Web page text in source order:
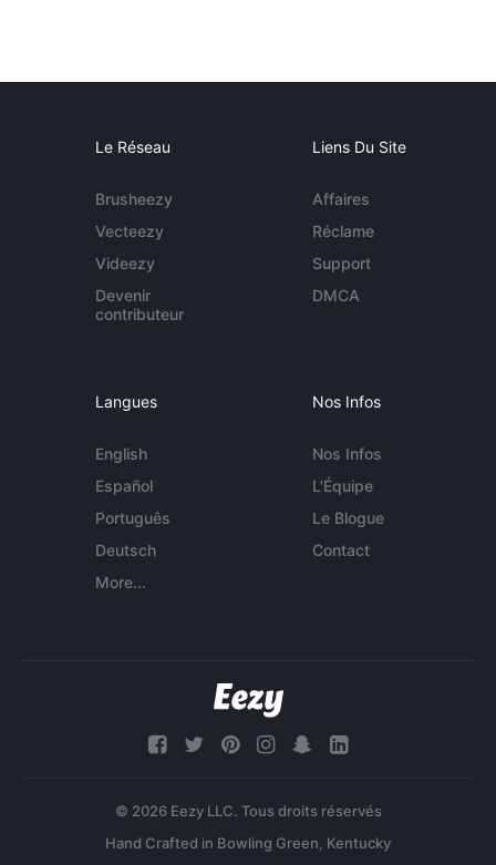
Le Réseau
Brusheezy
Vecteezy
Videezy
Devenir
contributeur
Liens Du Site
Affaires
Réclame
Support
DMCA
Langues
English
Español
Português
Deutsch
More...
Nos Infos
Nos Infos
L'Équipe
Le Blogue
Contact
© 2026 Eezy LLC. Tous droits réservés